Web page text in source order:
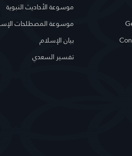
موسوعة الأحاديث النبوية
موسوعة المصطلحات
بيان الإسلام
تفسير السعدي